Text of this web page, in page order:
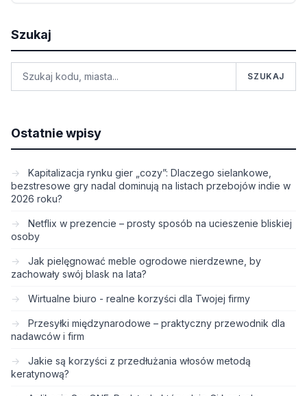
Szukaj
SZUKAJ
Ostatnie wpisy
Kapitalizacja rynku gier „cozy”: Dlaczego sielankowe,
bezstresowe gry nadal dominują na listach przebojów indie w
2026 roku?
Netflix w prezencie – prosty sposób na ucieszenie bliskiej
osoby
Jak pielęgnować meble ogrodowe nierdzewne, by
zachowały swój blask na lata?
Wirtualne biuro - realne korzyści dla Twojej firmy
Przesyłki międzynarodowe – praktyczny przewodnik dla
nadawców i firm
Jakie są korzyści z przedłużania włosów metodą
keratynową?